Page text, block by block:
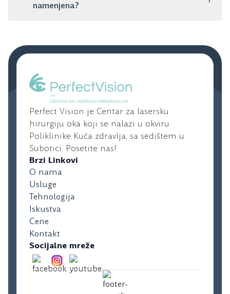
posebno napravljena da isprave astigmatizam i daju
namenjena?
prirodno sočivo ostaje netaknuto. Odlična su za mlađe
Perfect Vision je Centar za lasersku
hirurgiju oka koji se nalazi u okviru
Poliklinike Kuća zdravlja, sa sedištem u
Subotici. Posetite nas!
Brzi Linkovi
O nama
Usluge
Tehnologija
Iskustva
Cene
Kontakt
Socijalne mreže